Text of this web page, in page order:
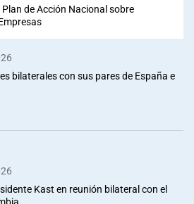
de Acción Nacional sobre
bilaterales con sus pares de España e
Kast en reunión bilateral con el